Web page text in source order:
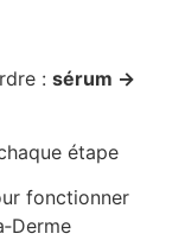
: sérum →
étape
fonctionner